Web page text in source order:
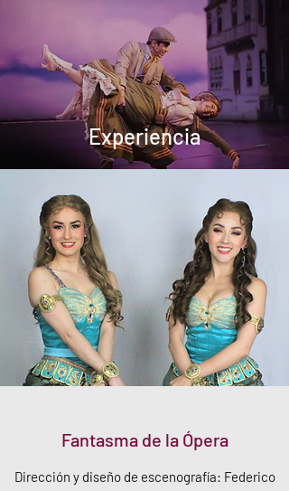
Experiencia
Fantasma de la Ópera
Dirección y diseño de escenografía: Federico